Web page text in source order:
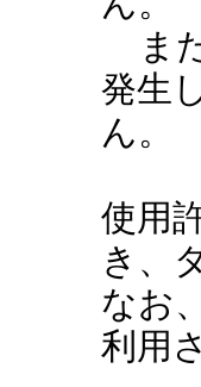
ま
発生
ん。
使用
き、
なお
利用